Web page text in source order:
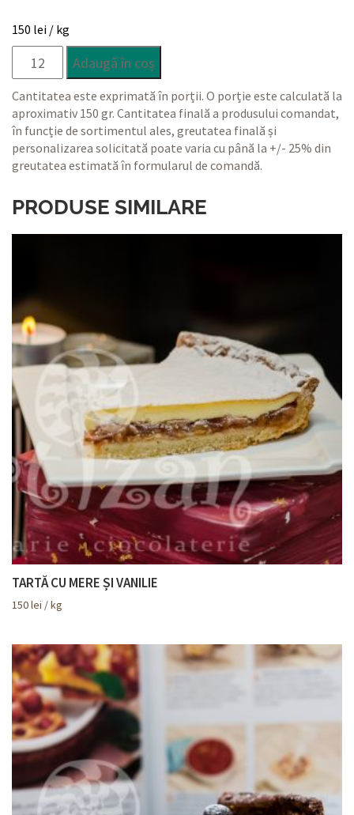
150 lei / kg
Tartă
vanilie,
rubarbă
și
căpșuni
-
Adaugă în coș
Cantitatea este exprimată în porții. O porție este calculată la
aproximativ 150 gr. Cantitatea finală a produsului comandat,
în funcție de sortimentul ales, greutatea finală și
personalizarea solicitată poate varia cu până la +/- 25% din
greutatea estimată în formularul de comandă.
PRODUSE SIMILARE
TARTĂ CU MERE ȘI VANILIE
150lei / kg